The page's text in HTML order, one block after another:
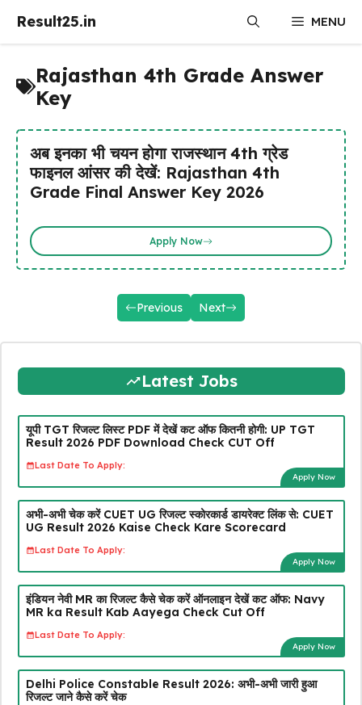
Result25.in MENU
Rajasthan 4th Grade Answer
Key
अब इनका भी चयन होगा राजस्थान 4th ग्रेड
फाइनल आंसर की देखें: Rajasthan 4th
Grade Final Answer Key 2026
Apply Now
Previous Next
Latest Jobs
यूपी TGT रिजल्ट लिस्ट PDF में देखें कट ऑफ कितनी होगी: UP TGT
Result 2026 PDF Download Check CUT Off
Last Date To Apply:
Apply Now
अभी-अभी चेक करें CUET UG रिजल्ट स्कोरकार्ड डायरेक्ट लिंक से: CUET
UG Result 2026 Kaise Check Kare Scorecard
Last Date To Apply:
Apply Now
इंडियन नेवी MR का रिजल्ट कैसे चेक करें ऑनलाइन देखें कट ऑफ: Navy
MR ka Result Kab Aayega Check Cut Off
Last Date To Apply:
Apply Now
Delhi Police Constable Result 2026: अभी-अभी जारी हुआ
रिजल्ट जाने कैसे करें चेक